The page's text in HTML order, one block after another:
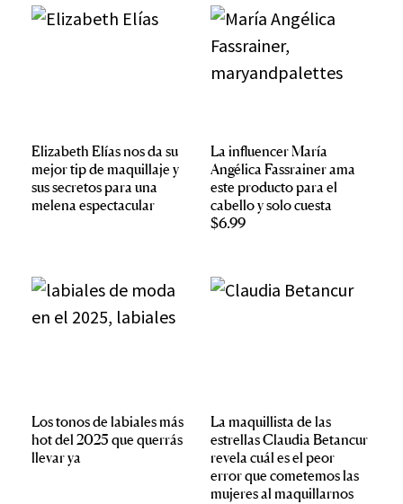
Elizabeth Elías nos da su
mejor tip de maquillaje y
sus secretos para una
melena espectacular
La influencer María
Angélica Fassrainer ama
este producto para el
cabello y solo cuesta
$6.99
Los tonos de labiales más
hot del 2025 que querrás
llevar ya
La maquillista de las
estrellas Claudia Betancur
revela cuál es el peor
error que cometemos las
mujeres al maquillarnos